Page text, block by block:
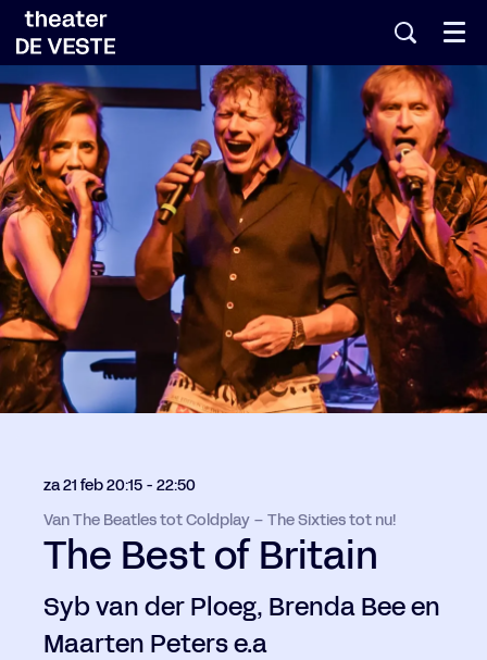
Menu
The Best of Britain
Syb van der Ploeg, Brenda Bee en
Maarten Peters e.a
Van The Beatles tot Coldplay – The Sixties tot nu!
za 21 feb20:15 - 22:50